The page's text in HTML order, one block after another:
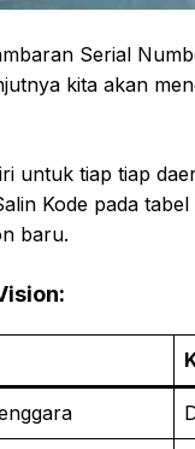
Serial
kita akan
untuk tiap tiap
Kode pada
baru.